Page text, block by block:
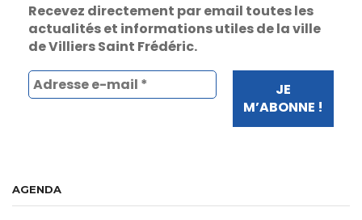
Recevez directement par email toutes les
actualités et informations utiles de la ville
de Villiers Saint Frédéric.
AGENDA